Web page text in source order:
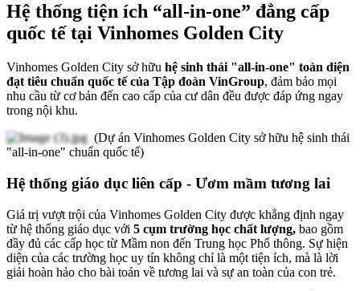
Hệ thống tiện ích “all-in-one” đẳng cấp
quốc tế tại Vinhomes Golden City
Vinhomes Golden City sở hữu hệ sinh thái "all-in-one" toàn diện
đạt tiêu chuẩn quốc tế của Tập đoàn VinGroup, đảm bảo mọi
nhu cầu từ cơ bản đến cao cấp của cư dân đều được đáp ứng ngay
trong nội khu.
(Dự án Vinhomes Golden City sở hữu hệ sinh thái
"all-in-one" chuẩn quốc tế)
Hệ thống giáo dục liên cấp - Ươm mầm tương lai
Giá trị vượt trội của Vinhomes Golden City được khẳng định ngay
từ hệ thống giáo dục với 5 cụm trường học chất lượng, bao gồm
đầy đủ các cấp học từ Mầm non đến Trung học Phổ thông. Sự hiện
diện của các trường học uy tín không chỉ là một tiện ích, mà là lời
giải hoàn hảo cho bài toán về tương lai và sự an toàn của con trẻ.